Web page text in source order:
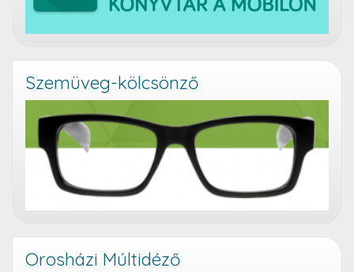
Szemüveg-kölcsönző
Orosházi Múltidéző